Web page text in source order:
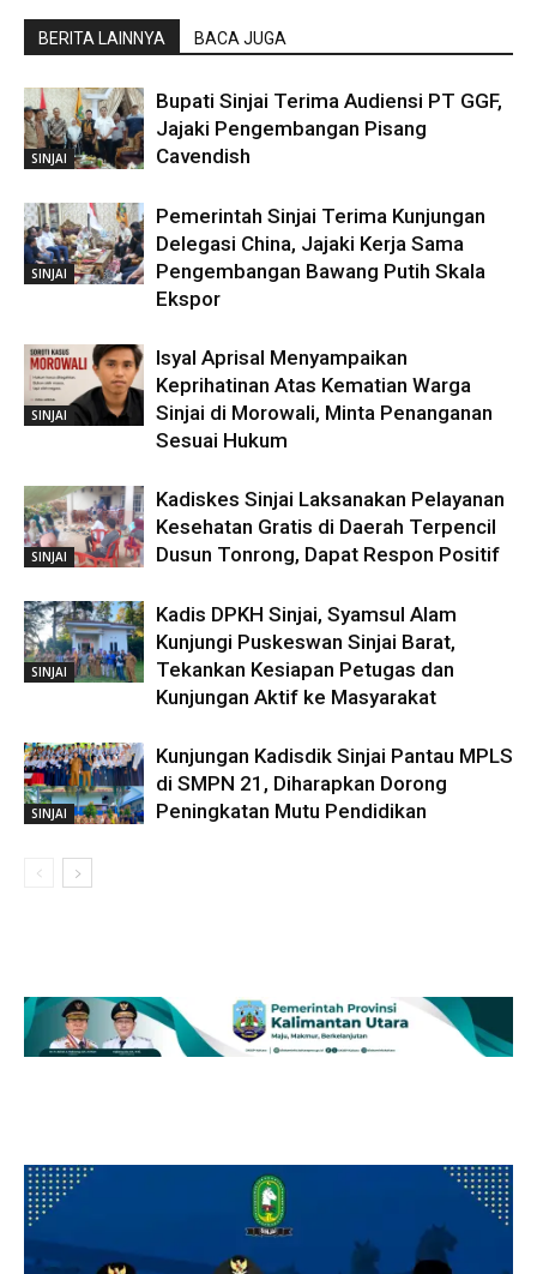
BERITA LAINNYA BACA JUGA
SINJAI
Bupati Sinjai Terima Audiensi PT GGF,
Jajaki Pengembangan Pisang
Cavendish
SINJAI
Pemerintah Sinjai Terima Kunjungan
Delegasi China, Jajaki Kerja Sama
Pengembangan Bawang Putih Skala
Ekspor
SINJAI
Isyal Aprisal Menyampaikan
Keprihatinan Atas Kematian Warga
Sinjai di Morowali, Minta Penanganan
Sesuai Hukum
SINJAI
Kadiskes Sinjai Laksanakan Pelayanan
Kesehatan Gratis di Daerah Terpencil
Dusun Tonrong, Dapat Respon Positif
SINJAI
Kadis DPKH Sinjai, Syamsul Alam
Kunjungi Puskeswan Sinjai Barat,
Tekankan Kesiapan Petugas dan
Kunjungan Aktif ke Masyarakat
SINJAI
Kunjungan Kadisdik Sinjai Pantau MPLS
di SMPN 21, Diharapkan Dorong
Peningkatan Mutu Pendidikan